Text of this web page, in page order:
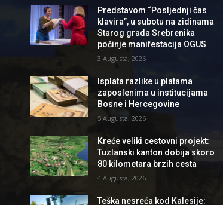
Predstavom “Posljednji čas
klavira”, u subotu na zidinama
Starog grada Srebrenika
počinje manifestacija OGUS
3 Augusta, 2026
Isplata razlike u platama
zaposlenima u institucijama
Bosne i Hercegovine
5 Augusta, 2026
Kreće veliki cestovni projekt:
Tuzlanski kanton dobija skoro
80 kilometara brzih cesta
4 Augusta, 2026
Teška nesreća kod Kalesije: